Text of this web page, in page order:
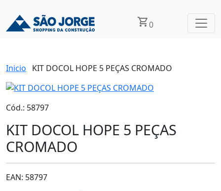
shopping_cart0
Inicio KIT DOCOL HOPE 5 PEÇAS CROMADO
Cód.: 58797
KIT DOCOL HOPE 5 PEÇAS
CROMADO
EAN: 58797